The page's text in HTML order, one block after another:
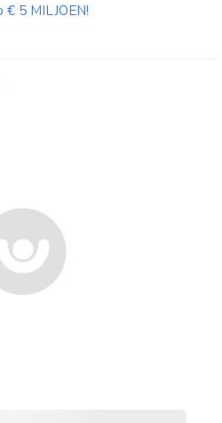
€ 5 MILJOEN!